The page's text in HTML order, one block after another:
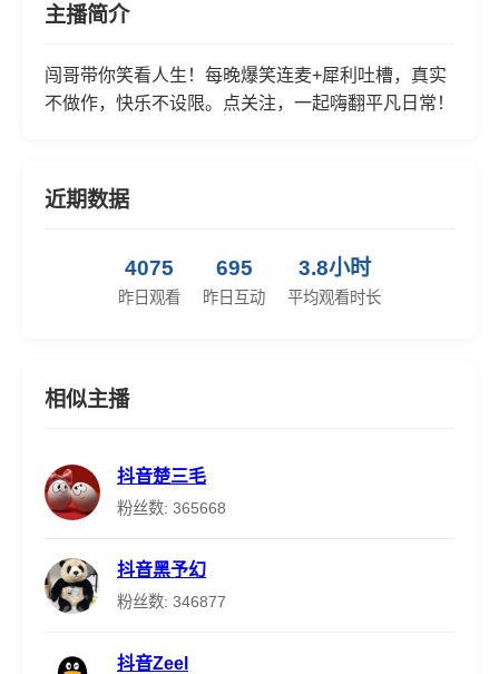
主播简介
闯哥带你笑看人生！每晚爆笑连麦+犀利吐槽，真实
不做作，快乐不设限。点关注，一起嗨翻平凡日常！
近期数据
4075
昨日观看
695
昨日互动
3.8小时
平均观看时长
相似主播
抖音楚三毛
粉丝数: 365668
抖音黑予幻
粉丝数: 346877
抖音Zeel